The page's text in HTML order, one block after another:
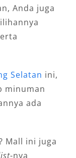
Anda juga
Selatan ini,
minuman
ada
Mall ini juga
-nya